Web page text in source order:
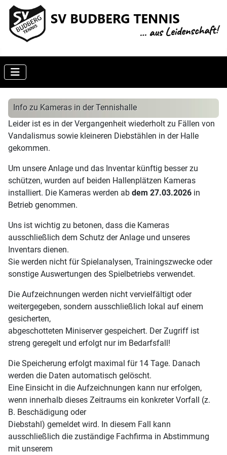
Info zu Kameras in der Tennishalle
Leider ist es in der Vergangenheit wiederholt zu Fällen von
Vandalismus sowie kleineren Diebstählen in der Halle
gekommen.
Um unsere Anlage und das Inventar künftig besser zu
schützen, wurden auf beiden Hallenplätzen Kameras
installiert. Die Kameras werden ab dem 27.03.2026 in
Betrieb genommen.
Uns ist wichtig zu betonen, dass die Kameras
ausschließlich dem Schutz der Anlage und unseres
Inventars dienen.
Sie werden nicht für Spielanalysen, Trainingszwecke oder
sonstige Auswertungen des Spielbetriebs verwendet.
Die Aufzeichnungen werden nicht vervielfältigt oder
weitergegeben, sondern ausschließlich lokal auf einem
gesicherten,
abgeschotteten Miniserver gespeichert. Der Zugriff ist
streng geregelt und erfolgt nur im Bedarfsfall!
Die Speicherung erfolgt maximal für 14 Tage. Danach
werden die Daten automatisch gelöscht.
Eine Einsicht in die Aufzeichnungen kann nur erfolgen,
wenn innerhalb dieses Zeitraums ein konkreter Vorfall (z.
B. Beschädigung oder
Diebstahl) gemeldet wird. In diesem Fall kann
ausschließlich die zuständige Fachfirma in Abstimmung
mit unserem